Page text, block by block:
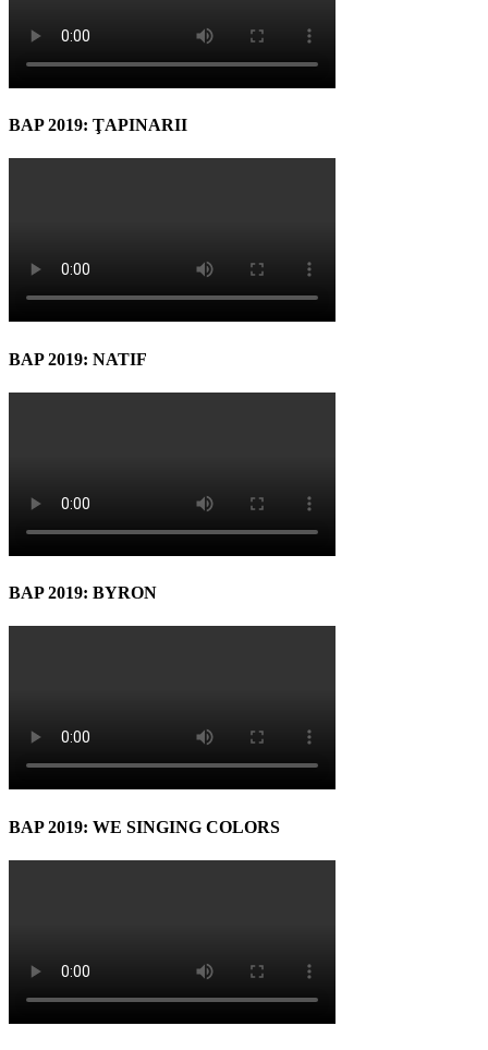
BAP 2019: ŢAPINARII
BAP 2019: NATIF
BAP 2019: BYRON
BAP 2019: WE SINGING COLORS